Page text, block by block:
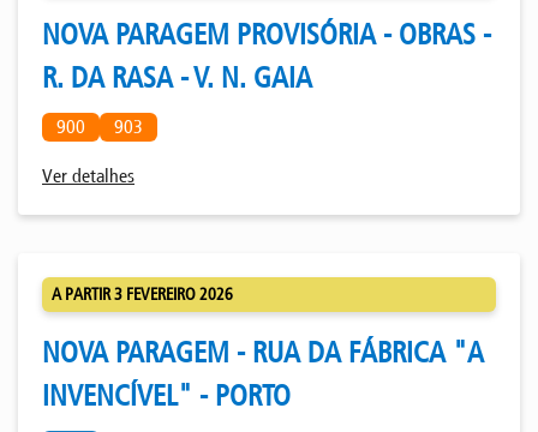
NOVA PARAGEM PROVISÓRIA - OBRAS -
R. DA RASA - V. N. GAIA
900 903
Ver detalhes
A PARTIR 3 FEVEREIRO 2026
NOVA PARAGEM - RUA DA FÁBRICA "A
INVENCÍVEL" - PORTO